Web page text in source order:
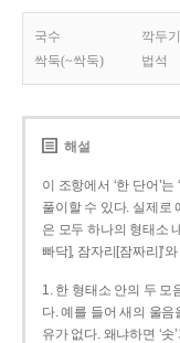
국수 깍두기
싹둑(~싹둑)
법석
해설
이 조항에서 ‘한 단어’
풀이할 수 있다. 실제로
은 모두 하나의 형태소
빠닥], 잠자리[잠짜리]’
1. 한 형태소 안의 두 모
다. 예를 들어 새의 울음
유가 없다. 왜냐하면 ‘솟